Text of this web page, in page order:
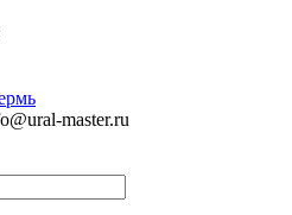
master.ru